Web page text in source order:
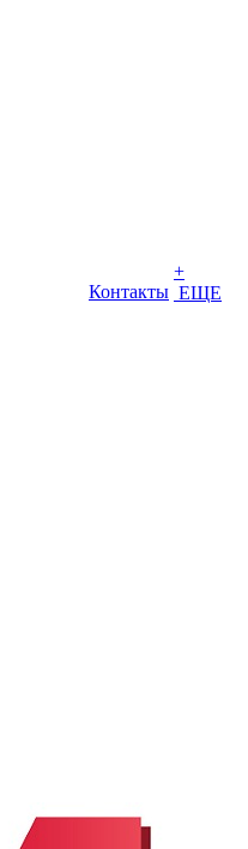
Контакты
+
ЕЩЕ